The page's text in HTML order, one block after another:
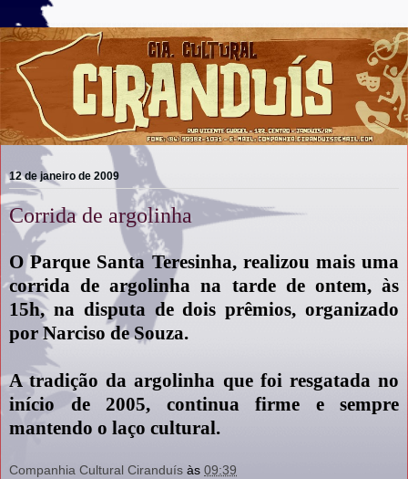
12 de janeiro de 2009
Corrida de argolinha
O Parque Santa Teresinha, realizou mais uma
corrida de argolinha na tarde de ontem, às
15h, na disputa de dois prêmios, organizado
por Narciso de Souza.
A tradição da argolinha que foi resgatada no
início de 2005, continua firme e sempre
mantendo o laço cultural.
Companhia Cultural Ciranduís às 09:39